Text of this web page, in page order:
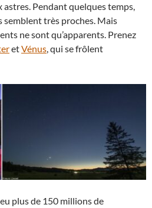
Pendant quelques temps,
semblent très proches. Mais
ne sont qu’apparents. Prenez
etVénus, qui se frôlent
plus de 150 millions de